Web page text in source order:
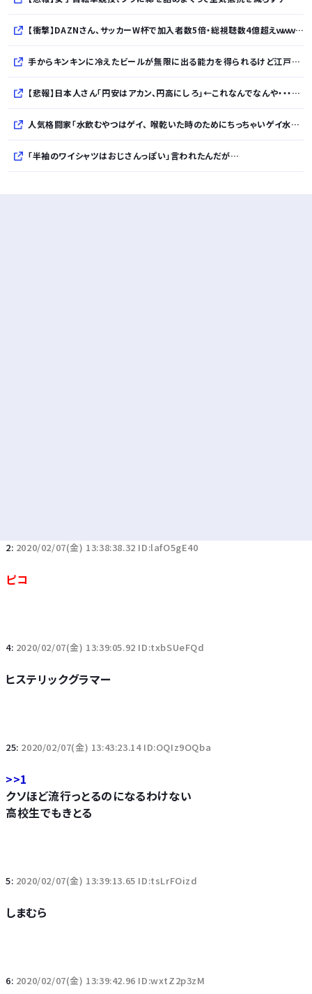
【衝撃】DAZNさん、サッカーW杯で加入者数5倍・総視聴数4億超えｗｗｗｗｗｗｗｗｗｗ
手からキンキンに冷えたビールが無限に出る能力を得られるけど江戸時代に飛ばされるボタン
【悲報】日本人さん「円安はアカン、円高にしろ」←これなんでなんや・・・・・・・・・
人気格闘家「水飲むやつはゲイ、 喉乾いた時のためにちっちゃいゲイ水筒持ち歩くとか。」
「半袖のワイシャツはおじさんっぽい」言われたんだが…
2: 2020/02/07(金) 13:38:38.32 ID:lafO5gE40
ピコ
4: 2020/02/07(金) 13:39:05.92 ID:txbSUeFQd
ヒステリックグラマー
25: 2020/02/07(金) 13:43:23.14 ID:OQIz9OQba
>>1
クソほど流行っとるのになるわけない
高校生でもきとる
5: 2020/02/07(金) 13:39:13.65 ID:tsLrFOizd
しまむら
6: 2020/02/07(金) 13:39:42.96 ID:wxtZ2p3zM